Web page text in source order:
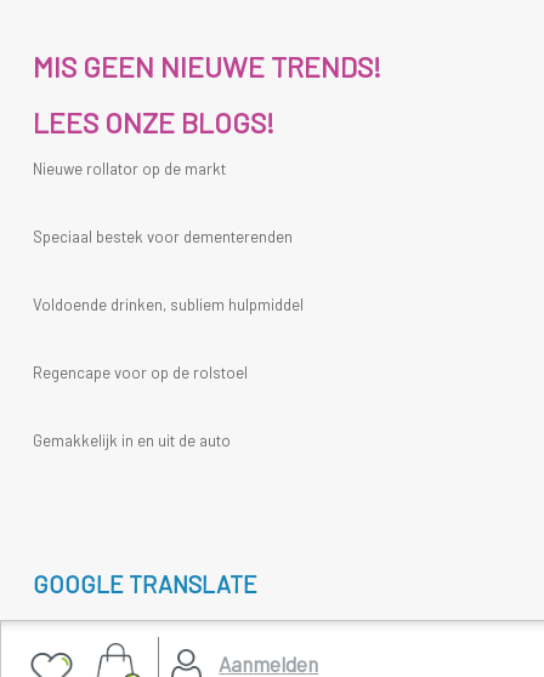
Aanmelden
MIS GEEN NIEUWE TRENDS!
LEES ONZE BLOGS!
Nieuwe rollator op de markt
Speciaal bestek voor dementerenden
Voldoende drinken, subliem hulpmiddel
Regencape voor op de rolstoel
Gemakkelijk in en uit de auto
GOOGLE TRANSLATE
Select Language